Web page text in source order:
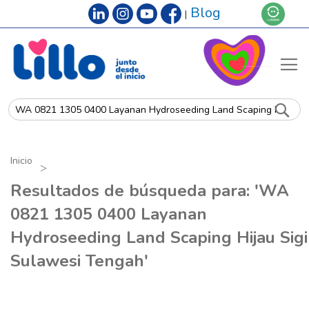
| Blog
Inicio
Resultados de búsqueda para: 'WA
0821 1305 0400 Layanan
Hydroseeding Land Scaping Hijau Sigi
Sulawesi Tengah'